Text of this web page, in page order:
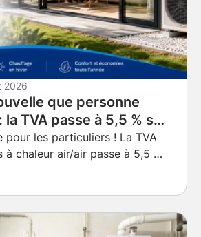
2026
que personne
TVA passe à 5,5 % sur
chaleur air/air à
et
pour les particuliers ! La TVA
à chaleur air/air passe à 5,5 %.
les économies
avec Techniques Energie.